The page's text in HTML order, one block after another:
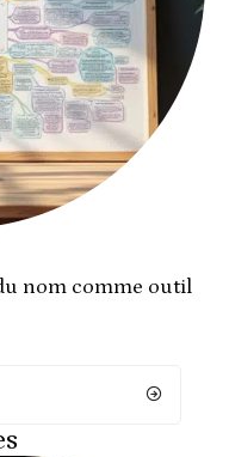
nom comme outil